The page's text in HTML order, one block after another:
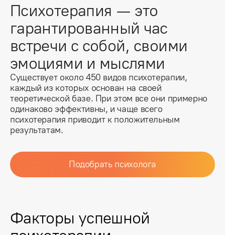
Психотерапия — это
гарантированный час
встречи с собой, своими
эмоциями и мыслями
Существует около 450 видов психотерапии,
каждый из которых основан на своей
теоретической базе. При этом все они примерно
одинаково эффективны, и чаще всего
психотерапия приводит к положительным
результатам.
Подобрать психолога
Факторы успешной